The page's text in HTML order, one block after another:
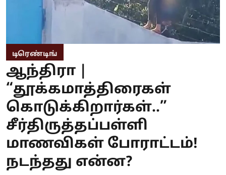
டிரெண்டிங்
ஆந்திரா |
“தூக்கமாத்திரைகள்
கொடுக்கிறார்கள்..”
சீர்திருத்தப்பள்ளி
மாணவிகள் போராட்டம்!
நடந்தது என்ன?